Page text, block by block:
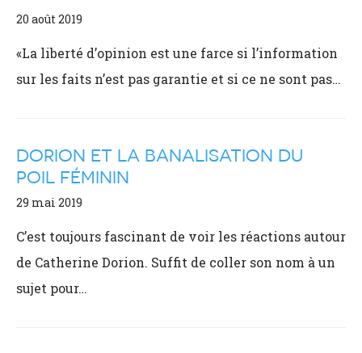
20 août 2019
«La liberté d’opinion est une farce si l’information
sur les faits n’est pas garantie et si ce ne sont pas…
DORION ET LA BANALISATION DU
POIL FÉMININ
29 mai 2019
C’est toujours fascinant de voir les réactions autour
de Catherine Dorion. Suffit de coller son nom à un
sujet pour…